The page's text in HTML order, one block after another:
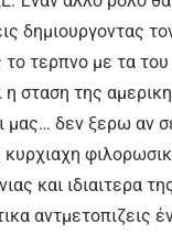
δημιουργοντας
το τερπνο με τα
η σταση της
μας… δεν ξερω αν
κυρχιαχη
και ιδιαιτερα
αντμετοπιζεις